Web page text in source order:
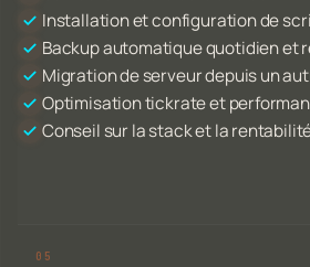
Installation et configuration de
Backup automatique quotidien et
Migration de serveur depuis un
Optimisation tickrate et
Conseil sur la stack et la